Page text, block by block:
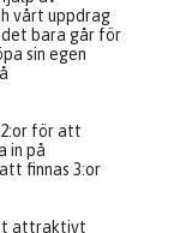
vårt uppdrag
det bara går för
sin egen
för att
in på
finnas 3:or
attraktivt